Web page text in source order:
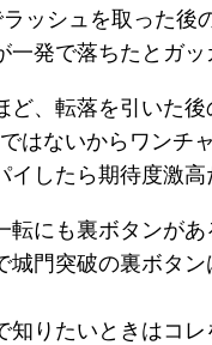
ッシュを取った後
一発で落ちたとガ
ど、転落を引いた
はないからワンチ
イしたら期待度激高
転にも裏ボタンがあ
城門突破の裏ボタ
知りたいときはコレ